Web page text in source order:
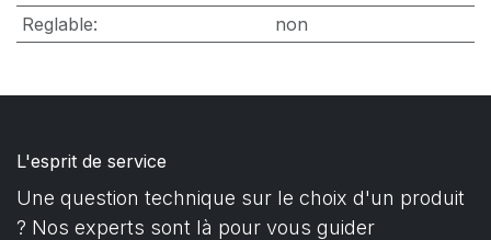
Reglable: non
L'esprit de service
Une question technique sur le choix d'un produit
? Nos experts sont là pour vous guider